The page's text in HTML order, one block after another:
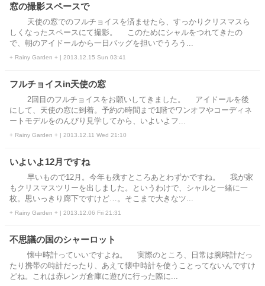
窓の撮影スペースで
天使の窓でのフルチョイスを済ませたら、すっかりクリスマスら
しくなったスペースにて撮影。 このためにシャルをつれてきたの
で、朝のアイドールから一日バッグを担いでうろう...
+ Rainy Garden + | 2013.12.15 Sun 03:41
フルチョイスin天使の窓
2回目のフルチョイスをお願いしてきました。 アイドールを後
にして、天使の窓に到着。予約の時間まで1階でワンオフやコーディネ
ートモデルをのんびり見学してから、いよいよフ...
+ Rainy Garden + | 2013.12.11 Wed 21:10
いよいよ12月ですね
早いもので12月。今年も残すところあとわずかですね。 我が家
もクリスマスツリーを出しました。というわけで、シャルと一緒に一
枚。思いっきり廊下ですけど…。そこまで大きなツ...
+ Rainy Garden + | 2013.12.06 Fri 21:31
不思議の国のシャーロット
懐中時計っていいですよね。 実際のところ、日常は腕時計だっ
たり携帯の時計だったり、あえて懐中時計を使うことってないんですけ
どね。これは赤レンガ倉庫に遊びに行った際に...